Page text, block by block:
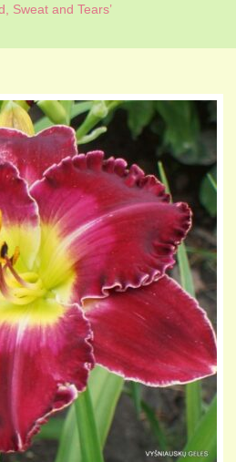
MUS
SODYBA
AUGYNAS
GALERIJA
Sweat and Tears’